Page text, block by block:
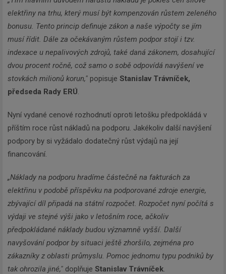
elektřiny na trhu, který musí být kompenzován růstem zeleného
bonusu. Tento princip definuje zákon a naše výpočty se jím
musí řídit. Dále za očekávaným růstem podpor stojí i tzv.
indexace u nepalivových zdrojů, také daná zákonem, dosahující
dvou procent ročně, což samo o sobě odpovídá navýšení ve
stovkách milionů korun," popisuje Stanislav Trávníček,
předseda Rady ERÚ
Nyní vydané cenové rozhodnutí oproti letošku předpokládá v
příštím roce růst nákladů na podporu. Jakékoliv další navýšení
podpory by si vyžádalo dodatečný růst výdajů na její
financování.
„Náklady na podporu hradíme částečně na fakturách za
elektřinu v podobě příspěvku na podporované zdroje energie,
zbývající díl připadá na státní rozpočet. Rozpočet nyní počítá s
výdaji ve stejné výši jako v letošním roce, ačkoliv
předpokládané náklady budou významně vyšší. Další
navyšování podpor by situaci ještě zhoršilo, zejména pro
zákazníky z oblasti průmyslu. Pomoc jednomu typu podniků by
tak ohrozila jiné," doplňuje Stanislav Trávníček